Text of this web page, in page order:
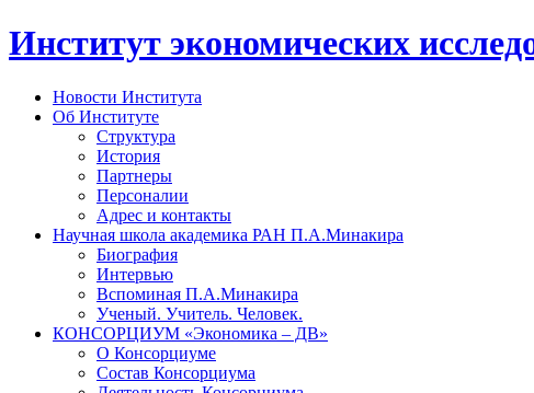
Институт экономических
Новости Института
Об Институте
Структура
История
Партнеры
Персоналии
Адрес и контакты
Научная школа академика РАН П.А.Минакира
Биография
Интервью
Вспоминая П.А.Минакира
Ученый. Учитель. Человек.
КОНСОРЦИУМ «Экономика – ДВ»
О Консорциуме
Состав Консорциума